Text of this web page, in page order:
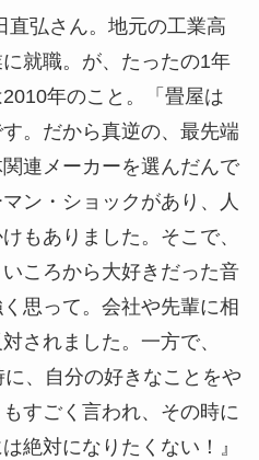
弘さん。地元の工業高
就職。が、たったの1年
年のこと。「畳屋は
。だから真逆の、最先端
連メーカーを選んだんで
ン・ショックがあり、人
もありました。そこで、
いころから大好きだった音
思って。会社や先輩に相
されました。一方で、
に、自分の好きなことをや
すごく言われ、その時に
絶対になりたくない！』